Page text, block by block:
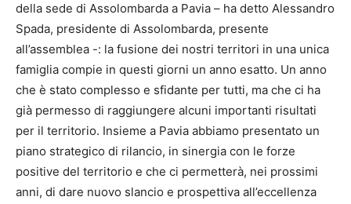
della sede di Assolombarda a Pavia – ha detto Alessandro
Spada, presidente di Assolombarda, presente
all’assemblea -: la fusione dei nostri territori in una unica
famiglia compie in questi giorni un anno esatto. Un anno
che è stato complesso e sfidante per tutti, ma che ci ha
già permesso di raggiungere alcuni importanti risultati
per il territorio. Insieme a Pavia abbiamo presentato un
piano strategico di rilancio, in sinergia con le forze
positive del territorio e che ci permetterà, nei prossimi
anni, di dare nuovo slancio e prospettiva all’eccellenza